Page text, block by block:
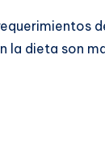
la dieta son